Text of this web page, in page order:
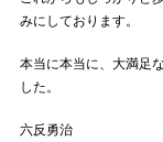
みにしております。
本当に本当に、大満足
した。
六反勇治